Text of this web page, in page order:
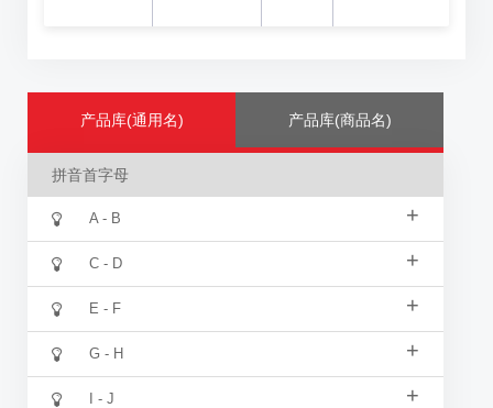
产品库(通用名) 产品库(商品名)
拼音首字母
A - B +
C - D +
E - F +
G - H +
I - J +